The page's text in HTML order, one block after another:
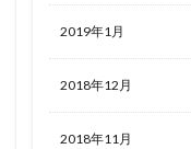
2019年1月
2018年12月
2018年11月